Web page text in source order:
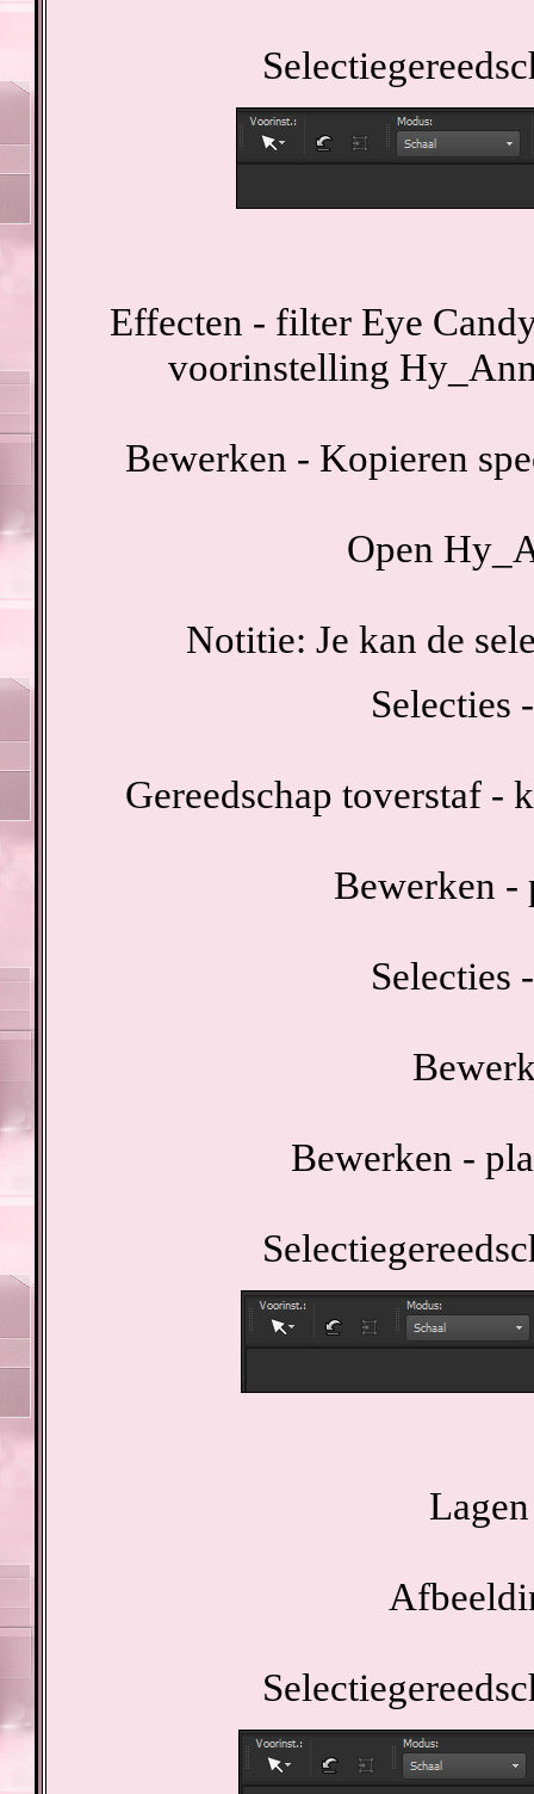
Effecten - filter Eye
voorinstelling
Bewerken - Kopieren
Open
Notitie: Je kan de
Selecties
Gereedschap toverstaf -
Bewerken -
Selecties
Bewerken -